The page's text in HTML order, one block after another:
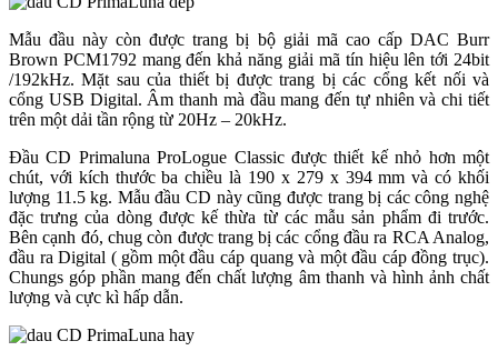
Mẫu đầu này còn được trang bị bộ giải mã cao cấp DAC Burr
Brown PCM1792 mang đến khả năng giải mã tín hiệu lên tới 24bit
/192kHz. Mặt sau của thiết bị được trang bị các cổng kết nối và
cổng USB Digital. Âm thanh mà đầu mang đến tự nhiên và chi tiết
trên một dải tần rộng từ 20Hz – 20kHz.
Đầu CD Primaluna ProLogue Classic được thiết kế nhỏ hơn một
chút, với kích thước ba chiều là 190 x 279 x 394 mm và có khối
lượng 11.5 kg. Mẫu đầu CD này cũng được trang bị các công nghệ
đặc trưng của dòng được kế thừa từ các mẫu sản phẩm đi trước.
Bên cạnh đó, chug còn được trang bị các cổng đầu ra RCA Analog,
đầu ra Digital ( gồm một đầu cáp quang và một đầu cáp đồng trục).
Chungs góp phần mang đến chất lượng âm thanh và hình ảnh chất
lượng và cực kì hấp dẫn.